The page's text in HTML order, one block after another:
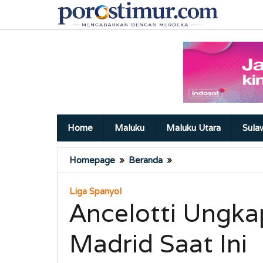
konten
Home Maluku Maluku Utara
Homepage » Beranda »
Ungkap
Real
Madrid
Saat
Ini
Liga Spanyol
Ancelotti
Madrid Saat Ini